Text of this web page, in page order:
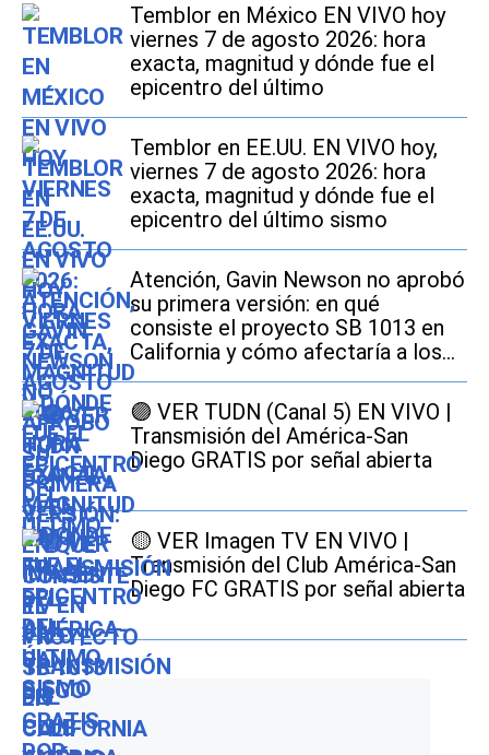
Temblor en México EN VIVO hoy
viernes 7 de agosto 2026: hora
exacta, magnitud y dónde fue el
epicentro del último
Temblor en EE.UU. EN VIVO hoy,
viernes 7 de agosto 2026: hora
exacta, magnitud y dónde fue el
epicentro del último sismo
Atención, Gavin Newson no aprobó
su primera versión: en qué
consiste el proyecto SB 1013 en
California y cómo afectaría a los
conductores
🟣 VER TUDN (Canal 5) EN VIVO |
Transmisión del América-San
Diego GRATIS por señal abierta
🟡 VER Imagen TV EN VIVO |
Transmisión del Club América-San
Diego FC GRATIS por señal abierta